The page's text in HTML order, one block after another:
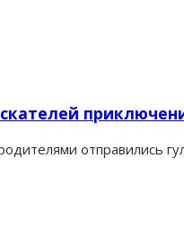
отправились